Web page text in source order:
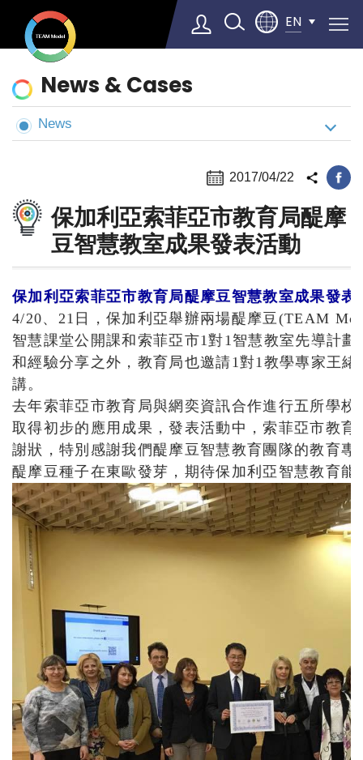
EN
▼
News
&
Cases
News & Cases
News
2017/04/22
保加利亞索菲亞市教育局醍摩
豆智慧教室成果發表活動
保加利亞索菲亞市教育局醍摩豆智慧教室成果發表
4/20、21日，保加利亞舉辦兩場醍摩豆(TEAM
智慧課堂公開課和索菲亞市1對1智慧教室先導計
和經驗分享之外，教育局也邀請1對1教學專家王
講。
去年索菲亞市教育局與網奕資訊合作進行五所學
取得初步的應用成果，發表活動中，索菲亞市教
謝狀，特別感謝我們醍摩豆智慧教育團隊的教育專
醍摩豆種子在東歐發芽，期待保加利亞智慧教育能